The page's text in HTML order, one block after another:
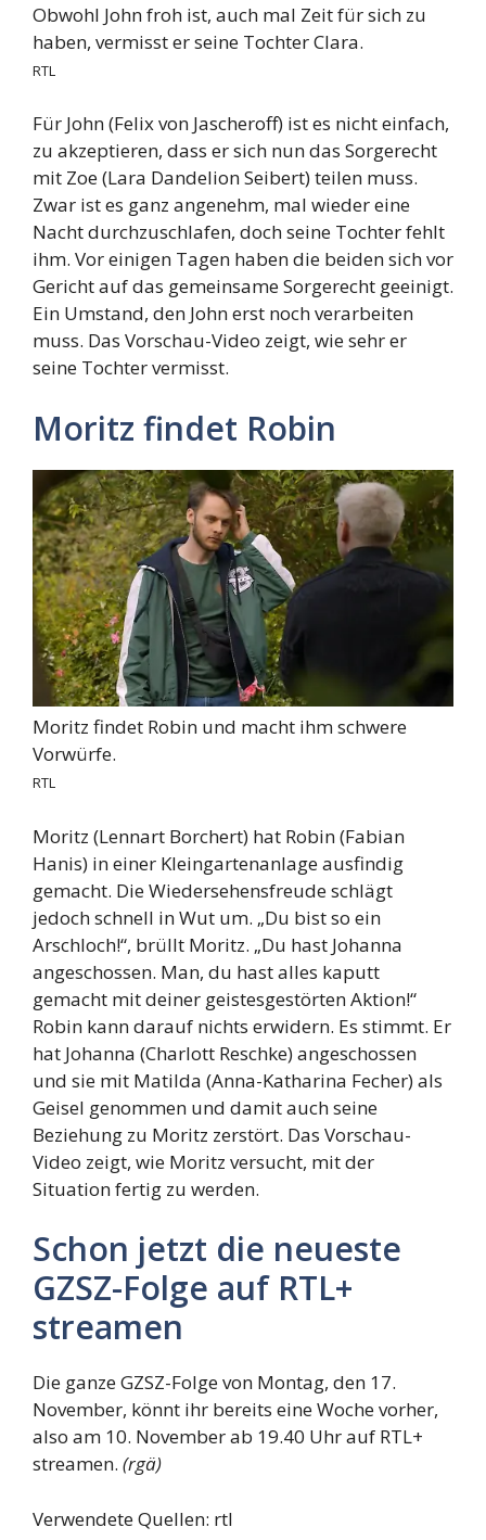
Obwohl John froh ist, auch mal Zeit für sich zu
haben, vermisst er seine Tochter Clara.
RTL
Für John (Felix von Jascheroff) ist es nicht einfach,
zu akzeptieren, dass er sich nun das Sorgerecht
mit Zoe (Lara Dandelion Seibert) teilen muss.
Zwar ist es ganz angenehm, mal wieder eine
Nacht durchzuschlafen, doch seine Tochter fehlt
ihm. Vor einigen Tagen haben die beiden sich vor
Gericht auf das gemeinsame Sorgerecht geeinigt.
Ein Umstand, den John erst noch verarbeiten
muss. Das Vorschau-Video zeigt, wie sehr er
seine Tochter vermisst.
Moritz findet Robin
Moritz findet Robin und macht ihm schwere
Vorwürfe.
RTL
Moritz (Lennart Borchert) hat Robin (Fabian
Hanis) in einer Kleingartenanlage ausfindig
gemacht. Die Wiedersehensfreude schlägt
jedoch schnell in Wut um. „Du bist so ein
Arschloch!“, brüllt Moritz. „Du hast Johanna
angeschossen. Man, du hast alles kaputt
gemacht mit deiner geistesgestörten Aktion!“
Robin kann darauf nichts erwidern. Es stimmt. Er
hat Johanna (Charlott Reschke) angeschossen
und sie mit Matilda (Anna-Katharina Fecher) als
Geisel genommen und damit auch seine
Beziehung zu Moritz zerstört. Das Vorschau-
Video zeigt, wie Moritz versucht, mit der
Situation fertig zu werden.
Schon jetzt die neueste
GZSZ-Folge auf RTL+
streamen
Die ganze GZSZ-Folge von Montag, den 17.
November, könnt ihr bereits eine Woche vorher,
also am 10. November ab 19.40 Uhr auf RTL+
streamen. (rgä)
Verwendete Quellen: rtl